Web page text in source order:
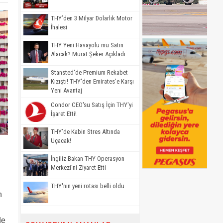
THY’den 3 Milyar Dolarlık Motor
İhalesi
THY Yeni Havayolu mu Satın
Alacak? Murat Şeker Açıkladı
Stansted'de Premium Rekabet
Kızıştı! THY'den Emirates'e Karşı
Yeni Avantaj
Condor CEO'su Satış İçin THY'yi
İşaret Etti!
THY’de Kabin Stres Altında
Uçacak!
İngiliz Bakan THY Operasyon
Merkezi'ni Ziyaret Etti
THY'nin yeni rotası belli oldu